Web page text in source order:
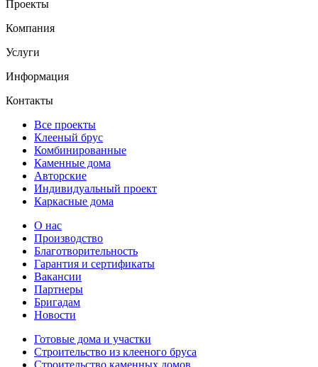
Проекты
Компания
Услуги
Информация
Контакты
Все проекты
Клееный брус
Комбинированные
Каменные дома
Авторские
Индивидуальный проект
Каркасные дома
О нас
Производство
Благотворительность
Гарантия и сертификаты
Вакансии
Партнеры
Бригадам
Новости
Готовые дома и участки
Строительство из клееного бруса